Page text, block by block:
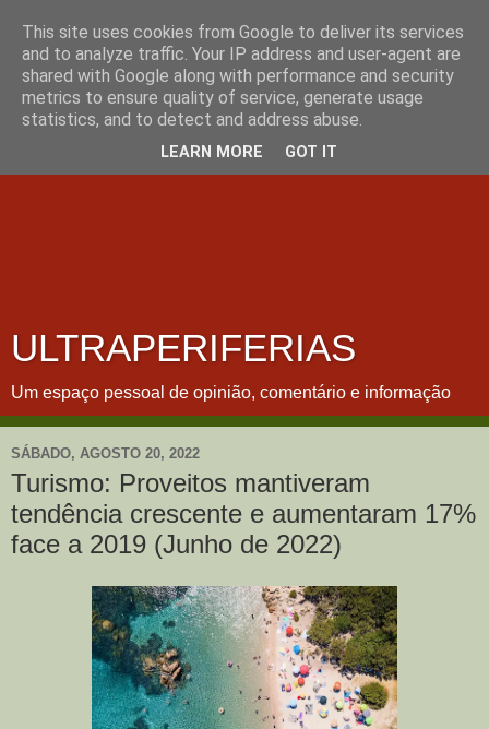
ULTRAPERIFERIAS
Um espaço pessoal de opinião, comentário e informação
SÁBADO, AGOSTO 20, 2022
Turismo: Proveitos mantiveram
tendência crescente e aumentaram 17%
face a 2019 (Junho de 2022)
This site uses cookies from Google to deliver its services
and to analyze traffic. Your IP address and user-agent are
shared with Google along with performance and security
metrics to ensure quality of service, generate usage
statistics, and to detect and address abuse.
LEARN MORE GOT IT